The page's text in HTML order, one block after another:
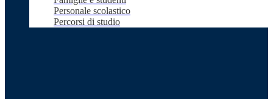
Personale scolastico
Percorsi di studio